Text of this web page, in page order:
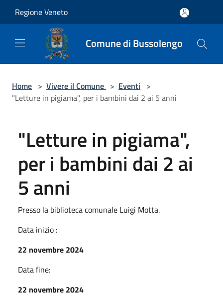
Regione Veneto
Comune di Bussolengo
Home > Vivere il Comune > Eventi >
"Letture in pigiama", per i bambini dai 2 ai 5 anni
"Letture in pigiama",
per i bambini dai 2 ai
5 anni
Presso la biblioteca comunale Luigi Motta.
Data inizio :
22 novembre 2024
Data fine:
22 novembre 2024